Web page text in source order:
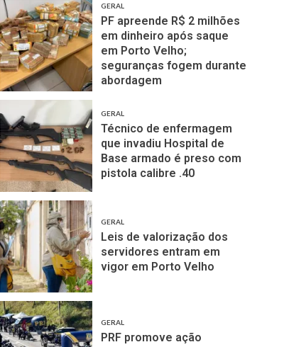
GERAL
PF apreende R$ 2 milhões
em dinheiro após saque
em Porto Velho;
seguranças fogem durante
abordagem
GERAL
Técnico de enfermagem
que invadiu Hospital de
Base armado é preso com
pistola calibre .40
GERAL
Leis de valorização dos
servidores entram em
vigor em Porto Velho
GERAL
PRF promove ação